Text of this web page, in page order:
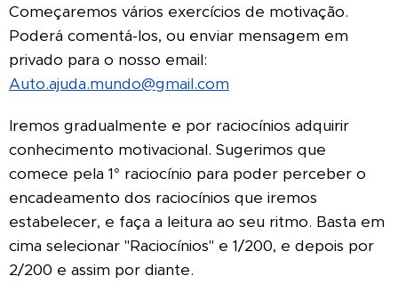
Começaremos vários exercícios de motivação.
Poderá comentá-los, ou enviar mensagem em
privado para o nosso email:
Auto.ajuda.mundo@gmail.com
Iremos gradualmente e por raciocínios adquirir
conhecimento motivacional. Sugerimos que
comece pela 1° raciocínio para poder perceber o
encadeamento dos raciocínios que iremos
estabelecer, e faça a leitura ao seu ritmo. Basta em
cima selecionar "Raciocínios" e 1/200, e depois por
2/200 e assim por diante.